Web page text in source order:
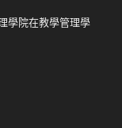
學院在教學管理學